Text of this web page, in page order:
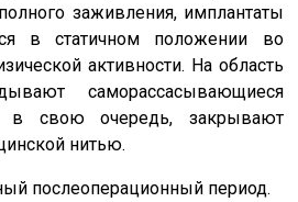
заживления, имплантаты
в статичном положении во
активности. На область
саморассасывающиеся
в свою очередь, закрывают
нитью.
послеоперационный период.